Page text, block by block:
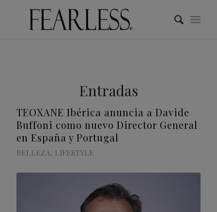
Entradas
TEOXANE Ibérica anuncia a Davide
Buffoni como nuevo Director General
en España y Portugal
BELLEZA, LIFESTYLE